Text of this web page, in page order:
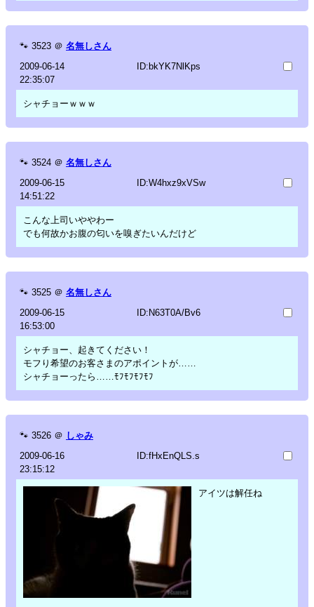
🐾 3523 ＠ 名無しさん
2009-06-14
22:35:07
ID:bkYK7NlKps
シャチョーｗｗｗ
🐾 3524 ＠ 名無しさん
2009-06-15
14:51:22
ID:W4hxz9xVSw
こんな上司いややわー
でも何故かお腹の匂いを嗅ぎたいんだけど
🐾 3525 ＠ 名無しさん
2009-06-15
16:53:00
ID:N63T0A/Bv6
シャチョー、起きてください！
モフり希望のお客さまのアポイントが……
シャチョーったら……ﾓﾌﾓﾌﾓﾌﾓﾌ
🐾 3526 ＠ しゃみ
2009-06-16
23:15:12
ID:fHxEnQLS.s
アイツは解任ね